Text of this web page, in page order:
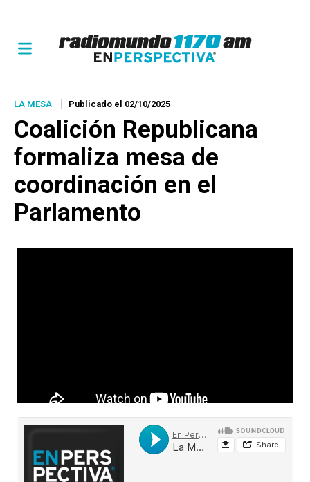
LA MESA Publicado el 02/10/2025
Coalición Republicana
formaliza mesa de
coordinación en el
Parlamento